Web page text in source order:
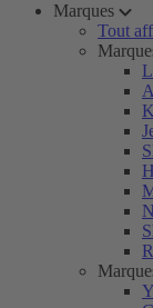
Marques
Tout